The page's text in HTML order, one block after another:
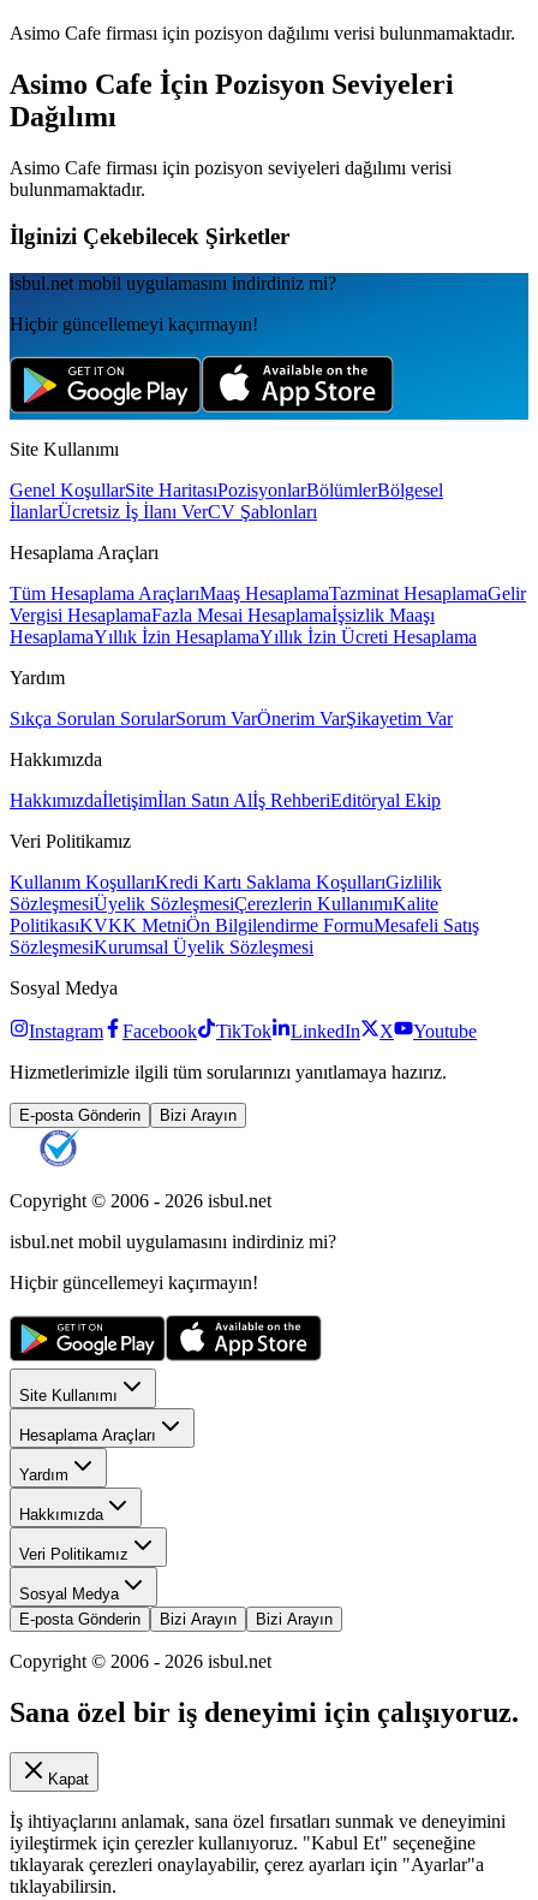
Asimo Cafe firması için pozisyon dağılımı verisi bulunmamaktadır.
Asimo Cafe İçin Pozisyon Seviyeleri
Dağılımı
Asimo Cafe firması için pozisyon seviyeleri dağılımı verisi
bulunmamaktadır.
İlginizi Çekebilecek Şirketler
isbul.net mobil uygulamаsını indirdiniz mi?
Hiçbir güncellemeyi kaçırmayın!
Site Kullanımı
Genel KoşullarSite HaritasıPozisyonlarBölümlerBölgesel
İlanlarÜcretsiz İş İlanı VerCV Şablonları
Hesaplama Araçları
Tüm Hesaplama AraçlarıMaaş HesaplamaTazminat HesaplamaGelir
Vergisi HesaplamaFazla Mesai Hesaplamaİşsizlik Maaşı
HesaplamaYıllık İzin HesaplamaYıllık İzin Ücreti Hesaplama
Yardım
Sıkça Sorulan SorularSorum VarÖnerim VarŞikayetim Var
Hakkımızda
Hakkımızdaİletişimİlan Satın Alİş RehberiEditöryal Ekip
Veri Politikamız
Kullanım KoşullarıKredi Kartı Saklama KoşullarıGizlilik
SözleşmesiÜyelik SözleşmesiÇerezlerin KullanımıKalite
PolitikasıKVKK MetniÖn Bilgilendirme FormuMesafeli Satış
SözleşmesiKurumsal Üyelik Sözleşmesi
Sosyal Medya
Instagram Facebook TikTok LinkedIn X
Youtube
Hizmetlerimizle ilgili tüm sorularınızı yanıtlamaya hazırız.
E-posta Gönderin Bizi Arayın
Copyright © 2006 - 2026 isbul.net
isbul.net mobil uygulamasını indirdiniz mi?
Hiçbir güncellemeyi kaçırmayın!
Site Kullanımı
Hesaplama Araçları
Yardım
Hakkımızda
Veri Politikamız
Sosyal Medya
E-posta Gönderin
Bizi Arayın Bizi Arayın
Copyright © 2006 - 2026 isbul.net
Sana özel bir iş deneyimi için çalışıyoruz.
Kapat
İş ihtiyaçlarını anlamak, sana özel fırsatları sunmak ve deneyimini
iyileştirmek için çerezler kullanıyoruz. "Kabul Et" seçeneğine
tıklayarak çerezleri onaylayabilir, çerez ayarları için "Ayarlar"a
tıklayabilirsin.